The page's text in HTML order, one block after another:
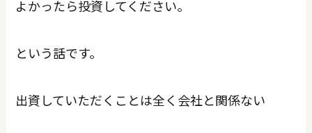
よかったら投資してください。
という話です。
出資していただくことは全く会社と関係ない